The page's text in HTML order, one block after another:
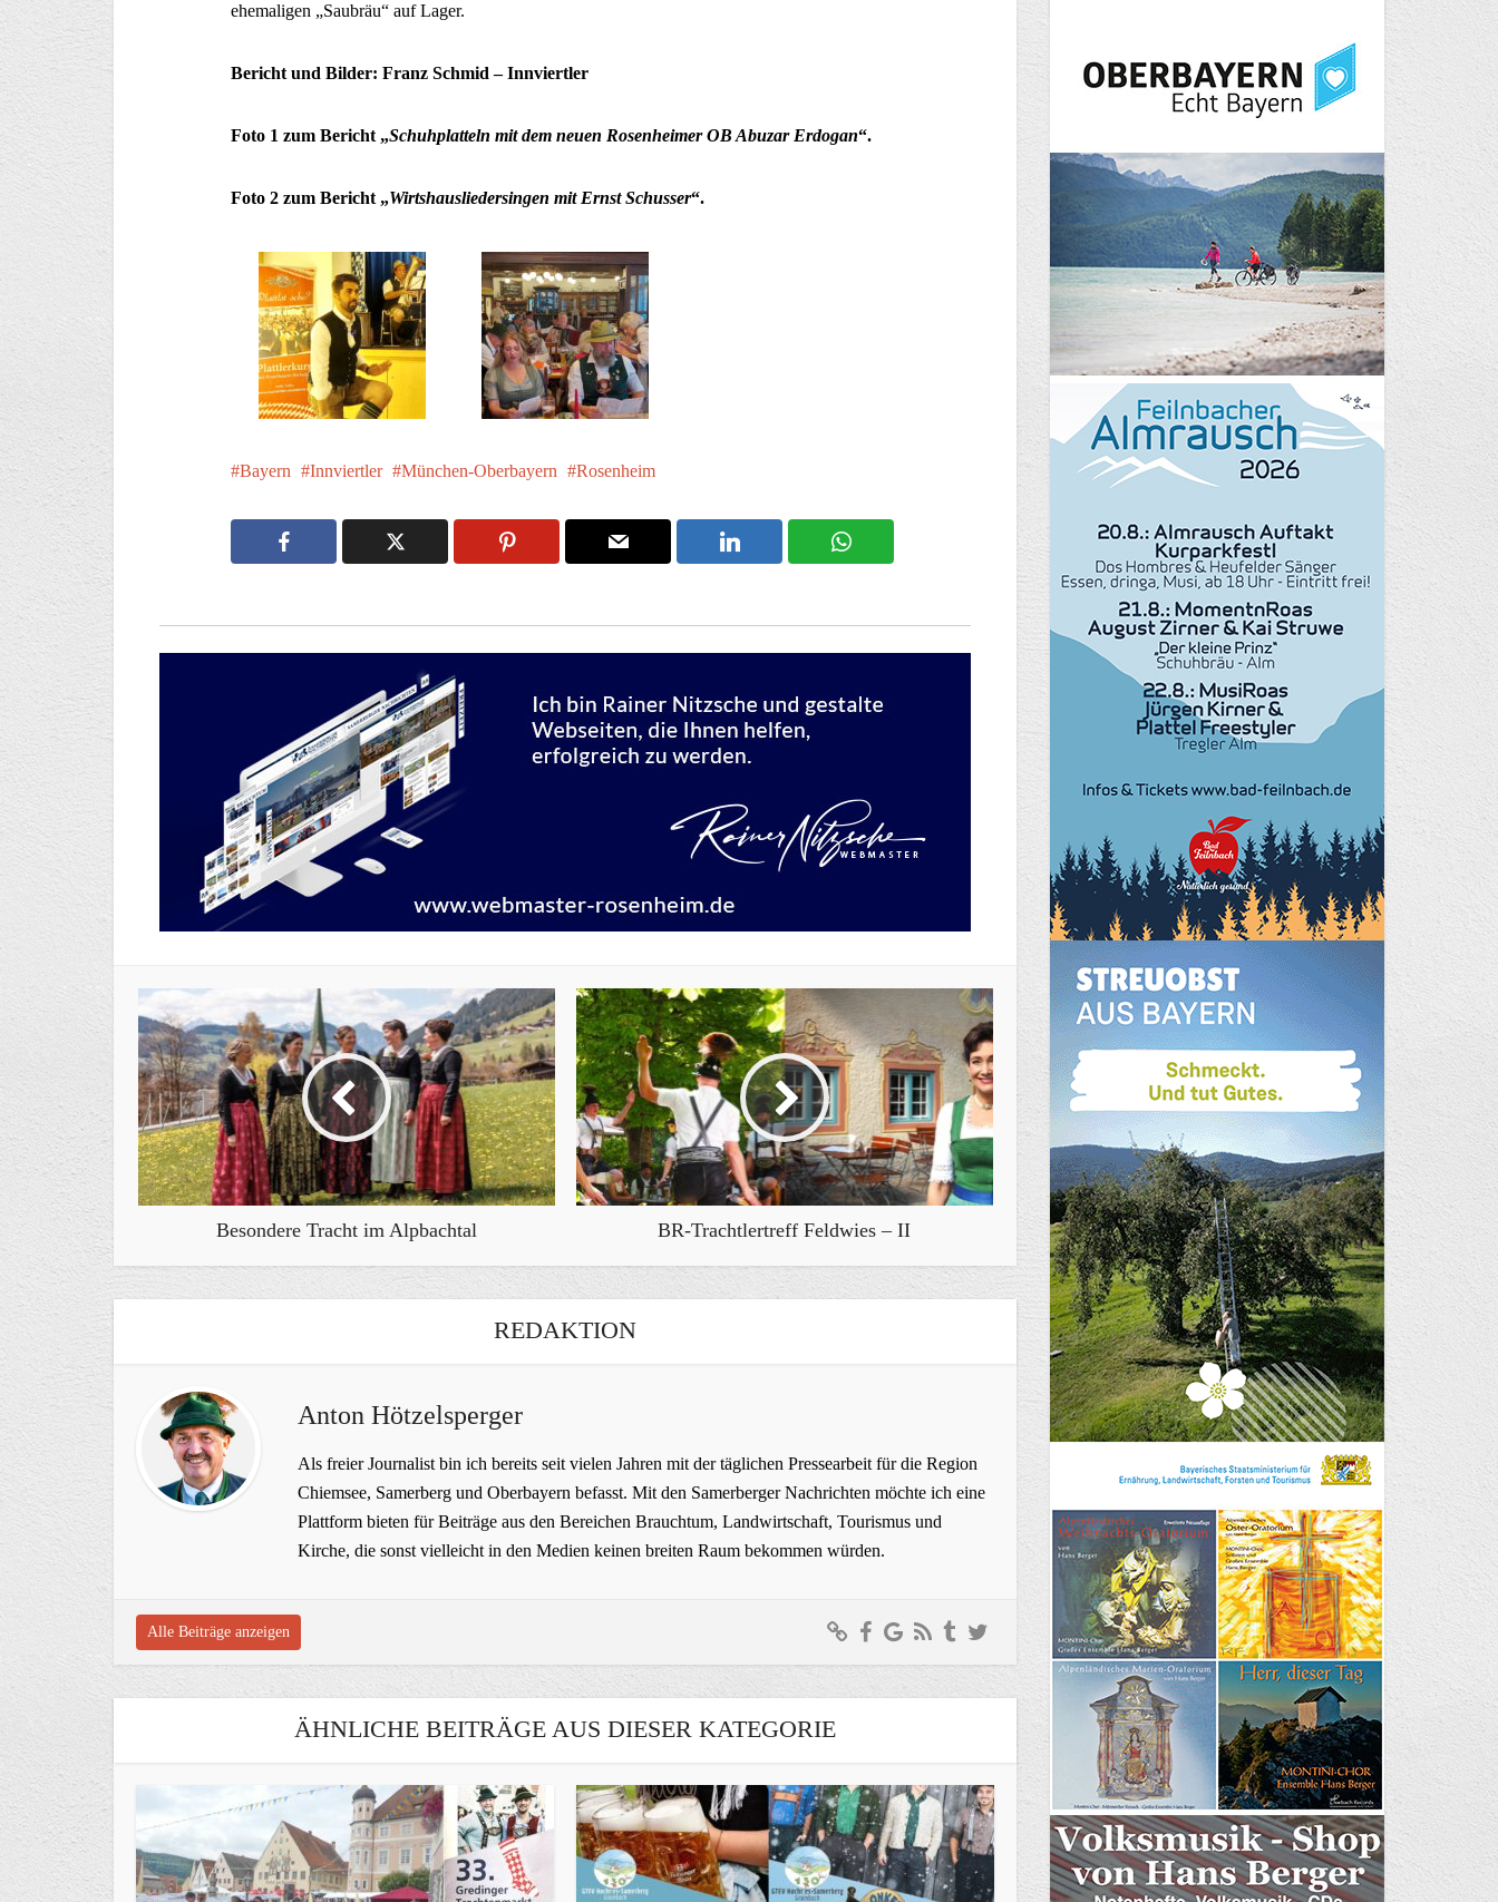
ehemaligen „Saubräu“ auf Lager.
Bericht und Bilder: Franz Schmid – Innviertler
Foto 1 zum Bericht „Schuhplatteln mit dem neuen Rosenheimer OB Abuzar Erdogan“.
Foto 2 zum Bericht „Wirtshausliedersingen mit Ernst Schusser“.
Bayern Innviertler München-Oberbayern Rosenheim
Besondere Tracht im Alpbachtal BR-Trachtlertreff Feldwies – II
REDAKTION
Anton Hötzelsperger
Als freier Journalist bin ich bereits seit vielen Jahren mit der täglichen Pressearbeit für die Region
Chiemsee, Samerberg und Oberbayern befasst. Mit den Samerberger Nachrichten möchte ich eine
Plattform bieten für Beiträge aus den Bereichen Brauchtum, Landwirtschaft, Tourismus und
Kirche, die sonst vielleicht in den Medien keinen breiten Raum bekommen würden.
Alle Beiträge anzeigen
ÄHNLICHE BEITRÄGE AUS DIESER KATEGORIE